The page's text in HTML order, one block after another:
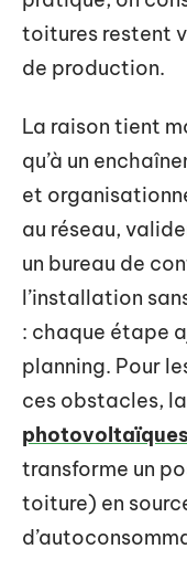
toitures restent
de production.
La raison tient
qu’à un
et
au réseau,
un bureau de
l’installation
: chaque étape
planning. Pour
ces obstacles, la
transforme un
toiture) en